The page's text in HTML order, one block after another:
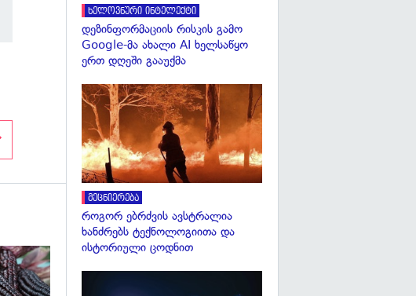
ხელოვნური ინტელექტი
დეზინფორმაციის რისკის გამო
Google-მა ახალი AI ხელსაწყო
ერთ დღეში გააუქმა
მეცნიერება
როგორ ებრძვის ავსტრალია
ხანძრებს ტექნოლოგიითა და
ისტორიული ცოდნით